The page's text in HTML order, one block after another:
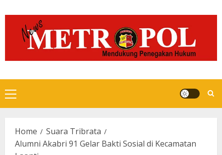
to
content
Primary
Menu
Home
Suara Tribrata
Alumni Akabri 91 Gelar Bakti Sosial di Kecamatan